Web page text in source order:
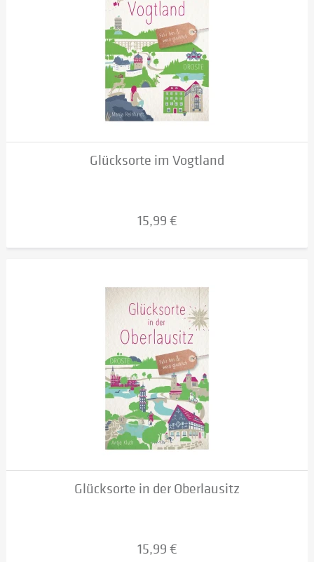
Glücksorte im Vogtland
15,99 €
Glücksorte in der Oberlausitz
15,99 €